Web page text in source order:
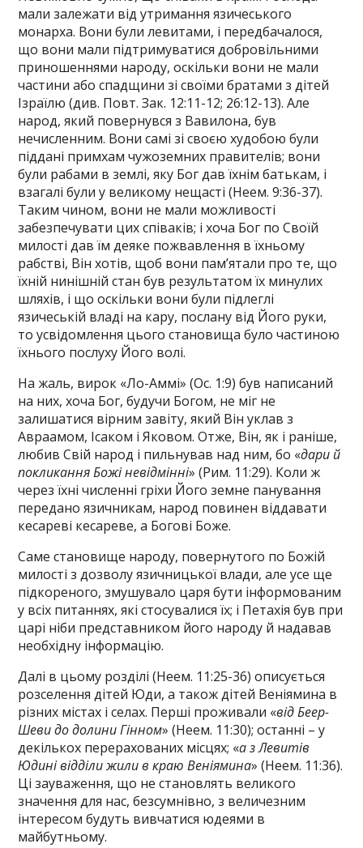
мали залежати від утримання язичеського
монарха. Вони були левитами, і передбачалося,
що вони мали підтримуватися добровільними
приношеннями народу, оскільки вони не мали
частини або спадщини зі своїми братами з дітей
Ізраїлю (див. Повт. Зак. 12:11-12; 26:12-13). Але
народ, який повернувся з Вавилона, був
нечисленним. Вони самі зі своєю худобою були
піддані примхам чужоземних правителів; вони
були рабами в землі, яку Бог дав їхнім батькам, і
взагалі були у великому нещасті (Неем. 9:36-37).
Таким чином, вони не мали можливості
забезпечувати цих співаків; і хоча Бог по Своїй
милості дав їм деяке пожвавлення в їхньому
рабстві, Він хотів, щоб вони пам’ятали про те, що
їхній нинішній стан був результатом їх минулих
шляхів, і що оскільки вони були підлеглі
язичеській владі на кару, послану від Його руки,
то усвідомлення цього становища було частиною
їхнього послуху Його волі.
На жаль, вирок «Ло-Аммі» (Ос. 1:9) був написаний
на них, хоча Бог, будучи Богом, не міг не
залишатися вірним завіту, який Він уклав з
Авраамом, Ісаком і Яковом. Отже, Він, як і раніше,
любив Свій народ і пильнував над ним, бо «дари й
покликання Божі невідмінні» (Рим. 11:29). Коли ж
через їхні численні гріхи Його земне панування
передано язичникам, народ повинен віддавати
кесареві кесареве, а Богові Боже.
Саме становище народу, повернутого по Божій
милості з дозволу язичницької влади, але усе ще
підкореного, змушувало царя бути інформованим
у всіх питаннях, які стосувалися їх; і Петахія був при
царі ніби представником його народу й надавав
необхідну інформацію.
Далі в цьому розділі (Неем. 11:25-36) описується
розселення дітей Юди, а також дітей Веніямина в
різних містах і селах. Перші проживали «від Беер-
Шеви до долини Гінном» (Неем. 11:30); останні – у
декількох перерахованих місцях; «а з Левитів
Юдині відділи жили в краю Веніямина» (Неем. 11:36).
Ці зауваження, що не становлять великого
значення для нас, безсумнівно, з величезним
інтересом будуть вивчатися юдеями в
майбутньому.